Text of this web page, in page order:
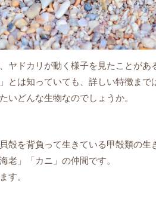
ヤドカリが動く様子を見たことがあ
とは知っていても、詳しい特徴まで
いどんな生物なのでしょうか。
殻を背負って生きている甲殻類の生
老」「カニ」の仲間です。
す。